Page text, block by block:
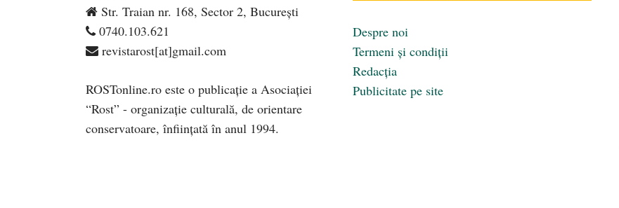
Str. Traian nr. 168, Sector 2, București
0740.103.621
revistarost[at]gmail.com
ROSTonline.ro este o publicaţie a Asociaţiei
“Rost” - organizaţie culturală, de orientare
conservatoare, înfiinţată în anul 1994.
Despre noi
Termeni și condiții
Redacția
Publicitate pe site